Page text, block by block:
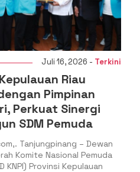
Juli 16, 2026 - Terkini
Riau
Pimpinan
Perkuat Sinergi
SDM Pemuda
Tanjungpinang – Dewan
Komite Nasional Pemuda
KNPI) Provinsi Kepulauan